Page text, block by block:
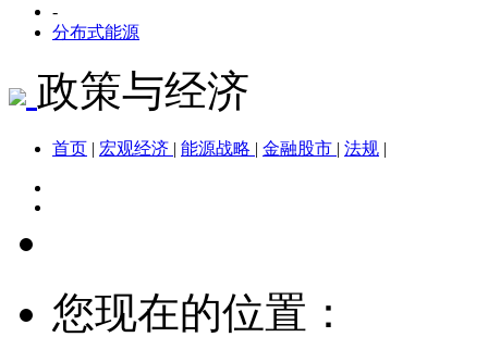
-
分布式能源
政策与经济
首页 | 宏观经济 | 能源战略 | 金融股市 | 法规 |
您现在的位置：